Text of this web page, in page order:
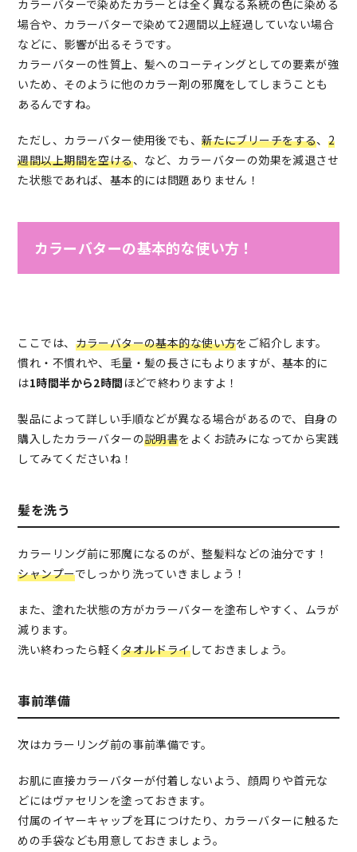
カラーバターで染めたカラーとは全く異なる系統の色に染める
場合や、カラーバターで染めて2週間以上経過していない場合
などに、影響が出るそうです。
カラーバターの性質上、髪へのコーティングとしての要素が強
いため、そのように他のカラー剤の邪魔をしてしまうことも
あるんですね。
ただし、カラーバター使用後でも、新たにブリーチをする、 2
週間以上期間を空ける、など、カラーバターの効果を減退させ
た状態であれば、基本的には問題ありません！
カラーバターの基本的な使い方！
ここでは、 カラーバターの基本的な使い方をご紹介します。
慣れ・不慣れや、毛量・髪の長さにもよりますが、基本的に
は1時間半から2時間 ほどで終わりますよ！
製品によって詳しい手順などが異なる場合があるので、自身の
購入したカラーバターの説明書をよくお読みになってから実践
してみてくださいね！
髪を洗う
カラーリング前に邪魔になるのが、整髪料などの油分です！
シャンプーでしっかり洗っていきましょう！
また、塗れた状態の方がカラーバターを塗布しやすく、ムラが
減ります。
洗い終わったら軽くタオルドライしておきましょう。
事前準備
次はカラーリング前の事前準備です。
お肌に直接カラーバターが付着しないよう、顔周りや首元な
どにはヴァセリンを塗っておきます。
付属のイヤーキャップを耳につけたり、カラーバターに触るた
めの手袋なども用意しておきましょう。